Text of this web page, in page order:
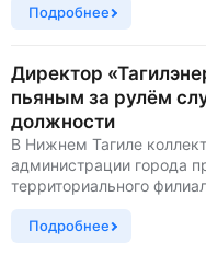
Подробнее
Директор
пьяным за рулём
должности
В Нижнем Тагиле
администрации города
территориального
Подробнее